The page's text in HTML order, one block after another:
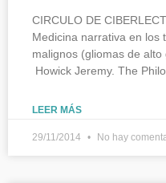
CIRCULO DE
Medicina narrativa en los
malignos (gliomas de
Howick Jeremy. The
LEER MÁS
29/11/2014 No hay